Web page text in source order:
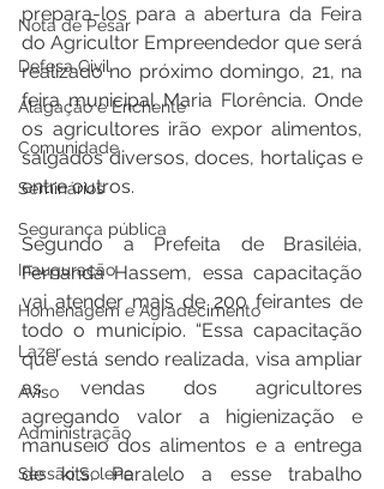
Nota de Pesar
Defesa Civil
Alagação e Enchente
Comunidade
Seminários
Segurança pública
Inauguração
Homenagem e Agradecimento
Lazer
Aviso
Administração
Sessão Solene
prepara-los para a abertura da Feira
do Agricultor Empreendedor que será
realizado no próximo domingo, 21, na
feira municipal Maria Florência. Onde
os agricultores irão expor alimentos,
salgados diversos, doces, hortaliças e
entre outros.
Segundo a Prefeita de Brasiléia,
Fernanda Hassem, essa capacitação
vai atender mais de 200 feirantes de
todo o município. “Essa capacitação
que está sendo realizada, visa ampliar
as vendas dos agricultores
agregando valor a higienização e
manuseio dos alimentos e a entrega
de kits. Paralelo a esse trabalho